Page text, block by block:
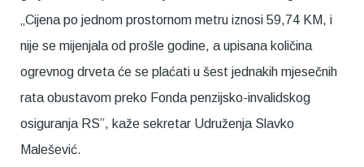
„Cijena po jednom prostornom metru iznosi 59,74 KM, i
nije se mijenjala od prošle godine, a upisana količina
ogrevnog drveta će se plaćati u šest jednakih mjesečnih
rata obustavom preko Fonda penzijsko-invalidskog
osiguranja RS”, kaže sekretar Udruženja Slavko
Malešević.